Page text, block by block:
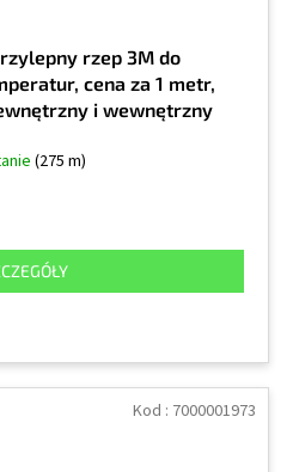
rzep 3M do
cena za 1 metr,
i wewnętrzny
(275 m)
Kod : 7000001973